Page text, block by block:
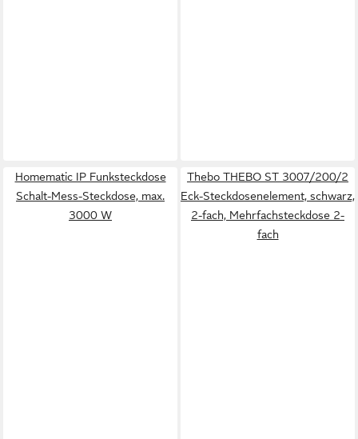
Homematic IP Funksteckdose
Schalt-Mess-Steckdose, max.
3000 W
Thebo THEBO ST 3007/200/2
Eck-Steckdosenelement, schwarz,
2-fach, Mehrfachsteckdose 2-
fach